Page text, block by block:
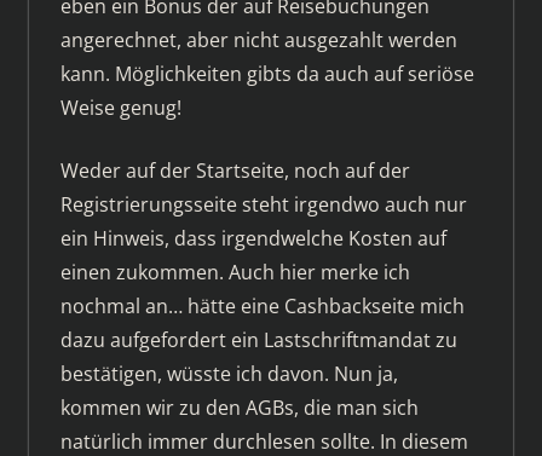
eben ein Bonus der auf Reisebuchungen
angerechnet, aber nicht ausgezahlt werden
kann. Möglichkeiten gibts da auch auf seriöse
Weise genug!
Weder auf der Startseite, noch auf der
Registrierungsseite steht irgendwo auch nur
ein Hinweis, dass irgendwelche Kosten auf
einen zukommen. Auch hier merke ich
nochmal an… hätte eine Cashbackseite mich
dazu aufgefordert ein Lastschriftmandat zu
bestätigen, wüsste ich davon. Nun ja,
kommen wir zu den AGBs, die man sich
natürlich immer durchlesen sollte. In diesem